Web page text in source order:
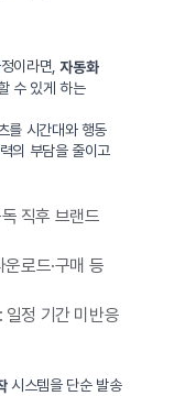
정이라면,자동화
수 있게 하는
를 시간대와 행동
의 부담을 줄이고
직후 브랜드
운로드·구매 등
: 일정 기간 미반응
시스템을 단순 발송